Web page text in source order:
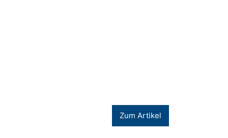
Zum Artikel